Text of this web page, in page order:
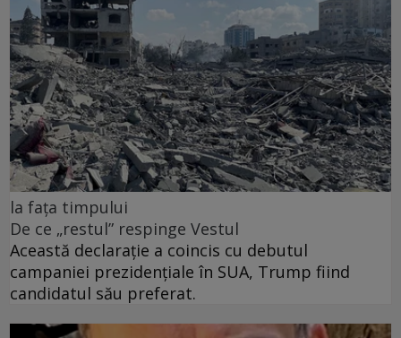
la fața timpului
De ce „restul” respinge Vestul
Această declarație a coincis cu debutul
campaniei prezidențiale în SUA, Trump fiind
candidatul său preferat.